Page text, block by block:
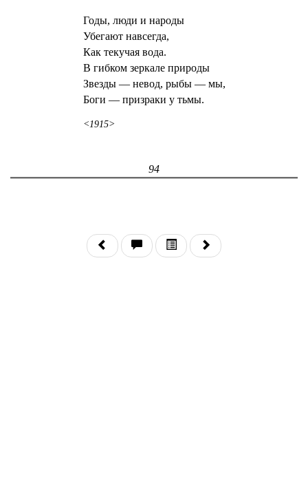
Годы, люди и народы
Убегают навсегда,
Как текучая вода.
В гибком зеркале природы
Звезды — невод, рыбы — мы,
Боги — призраки у тьмы.
<1915>
94